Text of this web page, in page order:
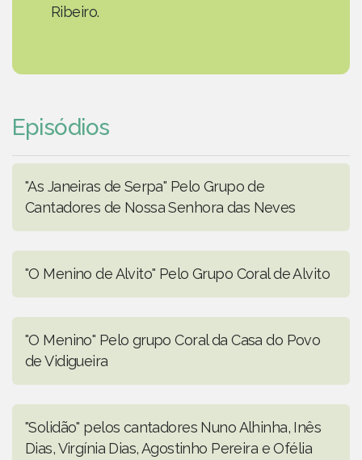
Ribeiro.
Episódios
"As Janeiras de Serpa" Pelo Grupo de
Cantadores de Nossa Senhora das Neves
"O Menino de Alvito" Pelo Grupo Coral de Alvito
"O Menino" Pelo grupo Coral da Casa do Povo
de Vidigueira
"Solidão" pelos cantadores Nuno Alhinha, Inês
Dias, Virgínia Dias, Agostinho Pereira e Ofélia